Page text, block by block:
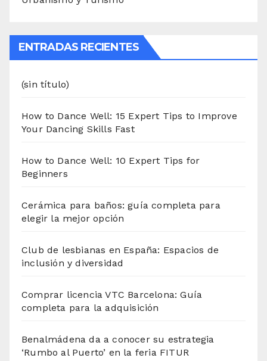
ENTRADAS RECIENTES
(sin título)
How to Dance Well: 15 Expert Tips to Improve
Your Dancing Skills Fast
How to Dance Well: 10 Expert Tips for
Beginners
Cerámica para baños: guía completa para
elegir la mejor opción
Club de lesbianas en España: Espacios de
inclusión y diversidad
Comprar licencia VTC Barcelona: Guía
completa para la adquisición
Benalmádena da a conocer su estrategia
‘Rumbo al Puerto’ en la feria FITUR